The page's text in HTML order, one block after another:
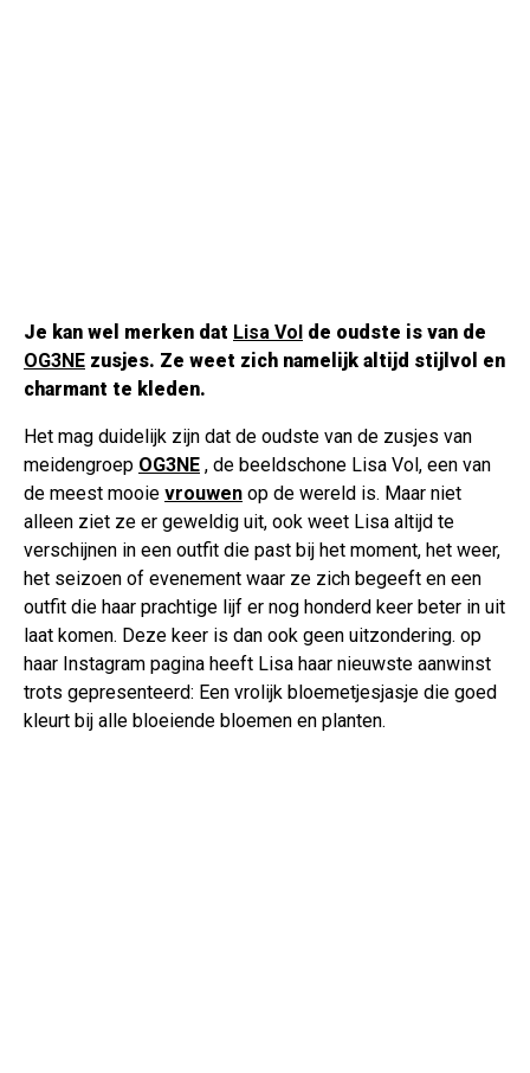
Je kan wel merken dat Lisa Vol de oudste is van de
OG3NE zusjes. Ze weet zich namelijk altijd stijlvol en
charmant te kleden.
Het mag duidelijk zijn dat de oudste van de zusjes van
meidengroep OG3NE , de beeldschone Lisa Vol, een van
de meest mooie vrouwen op de wereld is. Maar niet
alleen ziet ze er geweldig uit, ook weet Lisa altijd te
verschijnen in een outfit die past bij het moment, het weer,
het seizoen of evenement waar ze zich begeeft en een
outfit die haar prachtige lijf er nog honderd keer beter in uit
laat komen. Deze keer is dan ook geen uitzondering. op
haar Instagram pagina heeft Lisa haar nieuwste aanwinst
trots gepresenteerd: Een vrolijk bloemetjesjasje die goed
kleurt bij alle bloeiende bloemen en planten.